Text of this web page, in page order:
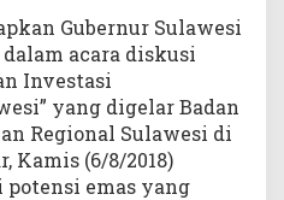
Gubernur Sulawesi
acara diskusi
Investasi
yang digelar Badan
Regional Sulawesi di
Kamis (6/8/2018)
emas yang